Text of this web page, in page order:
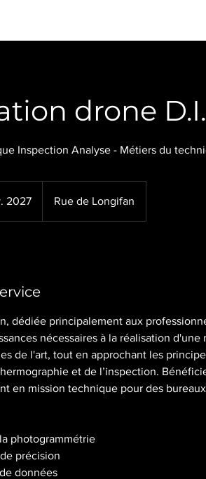
drone
Inspection Analyse - Métiers du
2027
e
l
e
1
8
n
v
.
Rue de Longifan
dédiée principalement aux
nécessaires à la réalisation
de l'art, tout en approchant les
et de l’inspection.
en mission technique pour des
photogrammétrie
précision
données